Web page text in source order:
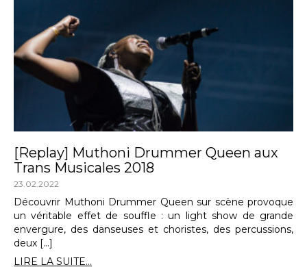
[Replay] Muthoni Drummer Queen aux
Trans Musicales 2018
23.02.2022
Découvrir Muthoni Drummer Queen sur scène provoque
un véritable effet de souffle : un light show de grande
envergure, des danseuses et choristes, des percussions,
deux […]
LIRE LA SUITE...